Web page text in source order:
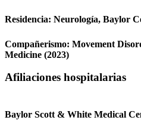
Residencia: Neurología, Baylor
Compañerismo: Movement
Medicine (2023)
Afiliaciones hospitalarias
Baylor Scott & White Medical